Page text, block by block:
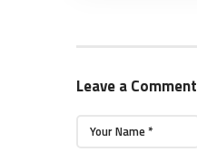
Leave a Comment